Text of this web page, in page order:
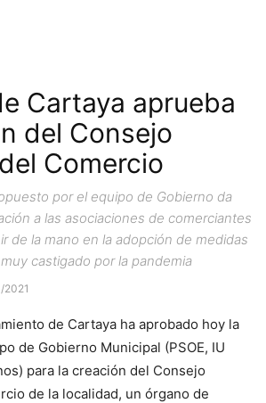
Cartaya aprueba
del Consejo
Comercio
por el equipo de Gobierno da
a las asociaciones de comerciantes
de la mano en la adopción de medidas
castigado por la pandemia
de Cartaya ha aprobado hoy la
de Gobierno Municipal (PSOE, IU
para la creación del Consejo
de la localidad, un órgano de